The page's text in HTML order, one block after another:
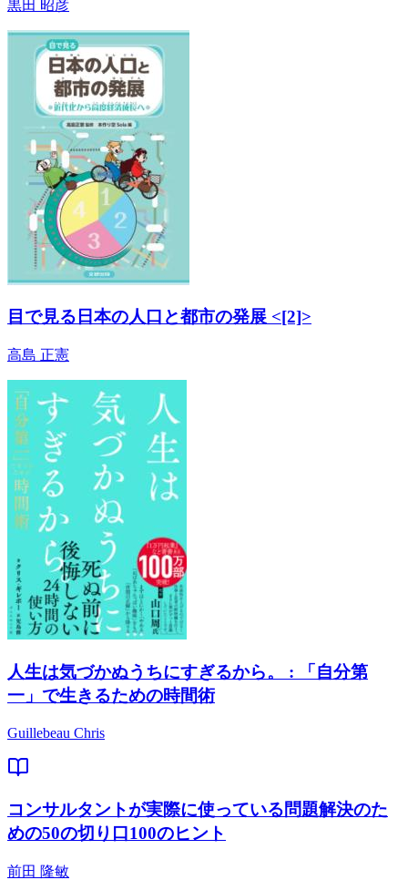
黒田 昭彦
目で見る日本の人口と都市の発展 <[2]>
高島 正憲
人生は気づかぬうちにすぎるから。 : 「自分第
一」で生きるための時間術
Guillebeau Chris
コンサルタントが実際に使っている問題解決のた
めの50の切り口100のヒント
前田 隆敏